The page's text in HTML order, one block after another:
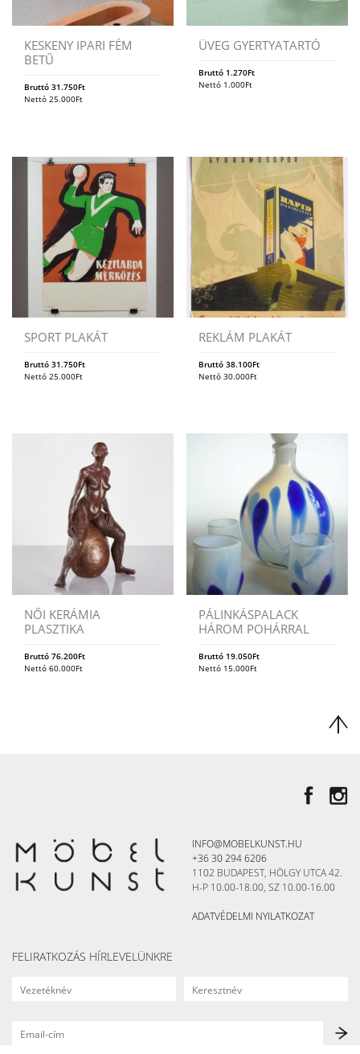
KESKENY IPARI FÉM
BETŰ
Bruttó 31.750Ft
Nettó 25.000Ft
ÜVEG GYERTYATARTÓ
Bruttó 1.270Ft
Nettó 1.000Ft
SPORT PLAKÁT
Bruttó 31.750Ft
Nettó 25.000Ft
REKLÁM PLAKÁT
Bruttó38.100Ft
Nettó30.000Ft
NŐI KERÁMIA
PLASZTIKA
Bruttó 76.200Ft
Nettó 60.000Ft
PÁLINKÁSPALACK
HÁROM POHÁRRAL
Bruttó 19.050Ft
Nettó 15.000Ft
INFO@MOBELKUNST.HU
+36 30 294 6206
1102 BUDAPEST, HÖLGY UTCA 42.
H-P 10.00-18.00, SZ 10.00-16.00
ADATVÉDELMI NYILATKOZAT
FELIRATKOZÁS HÍRLEVELÜNKRE